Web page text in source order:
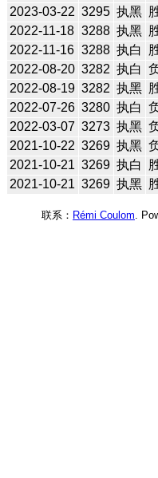
2023-03-22 3295 执黑
2022-11-18 3288 执黑
2022-11-16 3288 执白
2022-08-20 3282 执白
2022-08-19 3282 执黑
2022-07-26 3280 执白
2022-03-07 3273 执黑
2021-10-22 3269 执黑
2021-10-21 3269 执白
2021-10-21 3269 执黑
联系： Rémi Coulom .